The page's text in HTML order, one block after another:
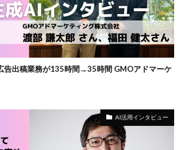
告出稿業務が135時間→35時間 GMOアドマーケ
AI活用インタビュー